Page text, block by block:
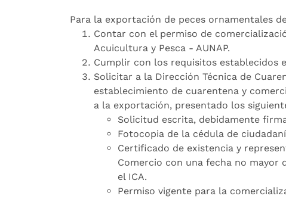
Para la exportación de peces ornamentales
Contar con el permiso de
Acuicultura y Pesca - AUNAP.
Cumplir con los requisitos establecidos
Solicitar a la Dirección Técnica de
establecimiento de cuarentena y
a la exportación, presentado los
Solicitud escrita, debidamente
Fotocopia de la cédula de
Certificado de existencia y
Comercio con una fecha no mayor
el ICA.
Permiso vigente para la